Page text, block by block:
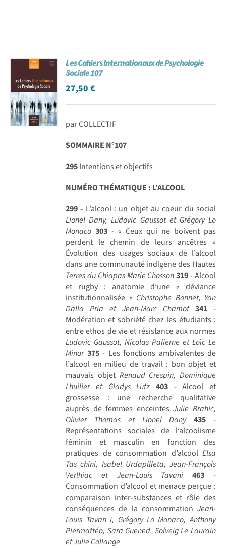
Les Cahiers Internationaux de Psychologie
Sociale 107
27,50€
par COLLECTIF
SOMMAIRE N°107
295Intentions et objectifs
NUMÉRO THÉMATIQUE : L’ALCOOL
299 - L’alcool : un objet au coeur du social
Lionel Dany, Ludovic Gaussot et Grégory Lo
Monaco 303 - « Ceux qui ne boivent pas
perdent le chemin de leurs ancêtres »
Évolution des usages sociaux de l’alcool
dans une communauté indigène des Hautes
Terres du ChiapasMarie Chosson319- Alcool
et rugby : anatomie d’une « déviance
institutionnalisée » Christophe Bonnet, Yan
Dalla Pria et Jean-Marc Chamot 341 -
Modération et sobriété chez les étudiants :
entre ethos de vie et résistance aux normes
Ludovic Gaussot, Nicolas Palierne et Loïc Le
Minor 375- Les fonctions ambivalentes de
l’alcool en milieu de travail : bon objet et
mauvais objet Renaud Crespin, Dominique
Lhuilier et Gladys Lutz 403- Alcool et
grossesse : une recherche qualitative
auprès de femmes enceintesJulie Brahic,
Olivier Thomas et Lionel Dany
435 -
Représentations sociales de l’alcoolisme
féminin et masculin en fonction des
pratiques de consommation d’alcool Elsa
Tas chini, Isabel Urdapilleta, Jean-François
Verlhiac et Jean-Louis Tavani
463 -
Consommation d’alcool et menace perçue :
comparaison inter-substances et rôle des
conséquences de la consommation Jean-
Louis Tavan i, Grégory Lo Monaco, Anthony
Piermattéo, Sara Guened, Solveig Le Laurain
et Julie Collange